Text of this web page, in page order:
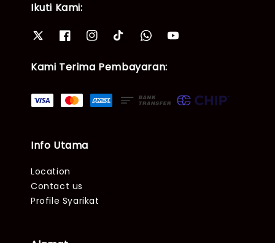
Ikuti Kami:
Kami Terima Pembayaran:
Info Utama
Location
Contact us
Profile Syarikat